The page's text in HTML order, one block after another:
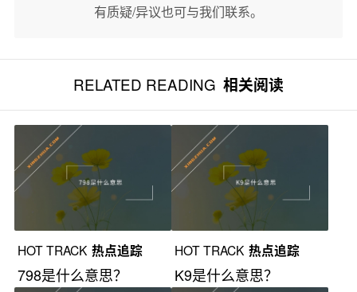
有质疑/异议也可与我们联系。
RELATED READING 相关阅读
HOT TRACK 热点追踪
798是什么意思？
HOT TRACK 热点追踪
K9是什么意思？